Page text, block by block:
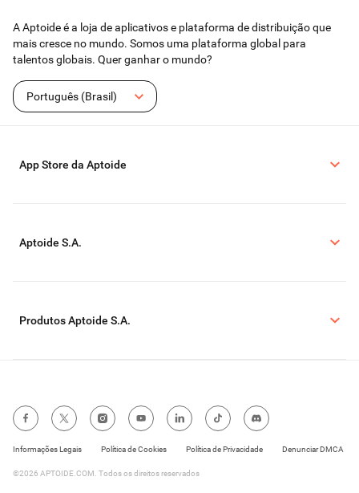
A Aptoide é a loja de aplicativos e plataforma de distribuição que
mais cresce no mundo. Somos uma plataforma global para
talentos globais. Quer ganhar o mundo?
Português (Brasil)
App Store da Aptoide
Aptoide S.A.
Produtos Aptoide S.A.
Informações Legais Política de Cookies Política de Privacidade Denunciar DMCA
©2026 APTOIDE.COM. Todos os direitos reservados